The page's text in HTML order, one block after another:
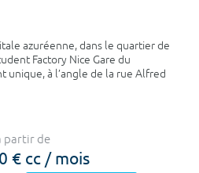
azuréenne, dans le quartier de
Factory Nice Gare du
unique, à l’angle de la rue Alfred
partir de
€ cc / mois